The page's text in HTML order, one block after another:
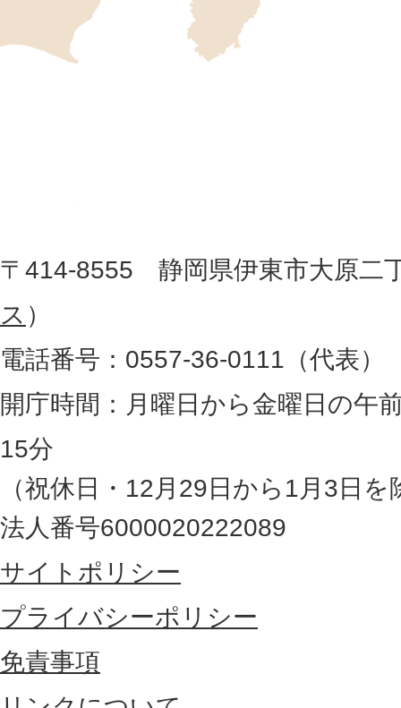
地
図
。
静
岡
県
の
最
東
部
に
置
所
〒414-8555 静岡県伊東市大原二
ス ）
電話番号：0557-36-0111（代表）
開庁時間：月曜日から金曜日の午
15分
（祝休日・12月29日から1月3日を
法人番号6000020222089
サイトポリシー
プライバシーポリシー
免責事項